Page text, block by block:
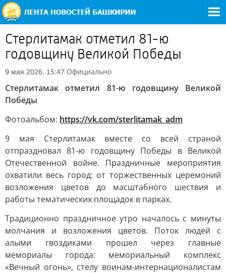
Стерлитамак отметил 81-ю
годовщину Великой Победы
9 мая 2026, 15:47 Официально
Стерлитамак отметил 81-ю годовщину Великой
Победы
Фотоальбом: https://vk.com/sterlitamak_adm
9 мая Стерлитамак вместе со всей страной
отпраздновал 81-ю годовщину Победы в Великой
Отечественной войне. Праздничные мероприятия
охватили весь город: от торжественных церемоний
возложения цветов до масштабного шествия и
работы тематических площадок в парках.
Традиционно праздничное утро началось с минуты
молчания и возложения цветов. Поток людей с
алыми гвоздиками прошел через главные
мемориалы города: мемориальный комплекс
«Вечный огонь», стелу воинам-интернационалистам